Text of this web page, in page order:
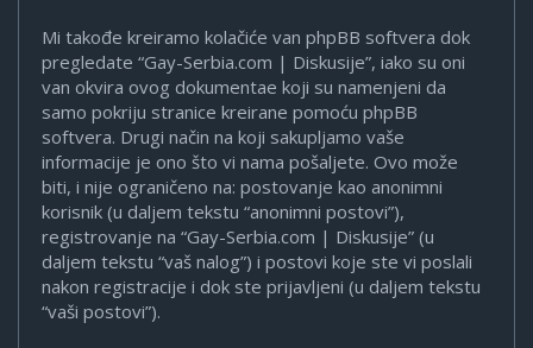
Mi takođe kreiramo kolačiće van phpBB softvera dok
pregledate “Gay-Serbia.com | Diskusije”, iako su oni
van okvira ovog dokumentae koji su namenjeni da
samo pokriju stranice kreirane pomoću phpBB
softvera. Drugi način na koji sakupljamo vaše
informacije je ono što vi nama pošaljete. Ovo može
biti, i nije ograničeno na: postovanje kao anonimni
korisnik (u daljem tekstu “anonimni postovi”),
registrovanje na “Gay-Serbia.com | Diskusije” (u
daljem tekstu “vaš nalog”) i postovi koje ste vi poslali
nakon registracije i dok ste prijavljeni (u daljem tekstu
“vaši postovi”).